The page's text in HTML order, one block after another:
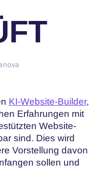
KI-Website-Builder,
Erfahrungen mit
Website-
sind. Dies wird
Vorstellung davon
sollen und